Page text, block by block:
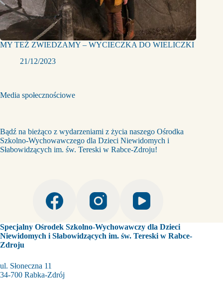
MY TEŻ ZWIEDZAMY – WYCIECZKA DO WIELICZKI
21/12/2023
Media społecznościowe
Bądź na bieżąco z wydarzeniami z życia naszego Ośrodka
Szkolno-Wychowawczego dla Dzieci Niewidomych i
Słabowidzących im. św. Tereski w Rabce-Zdroju!
Specjalny Ośrodek Szkolno-Wychowawczy dla Dzieci
Niewidomych i Słabowidzących im. św. Tereski w Rabce-
Zdroju
ul. Słoneczna 11
34-700 Rabka-Zdrój